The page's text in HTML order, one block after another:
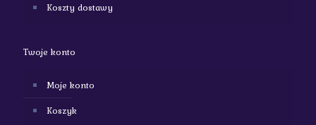
Koszty dostawy
Twoje konto
Moje konto
Koszyk